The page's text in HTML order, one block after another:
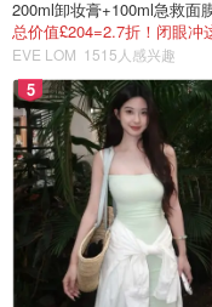
总价值£204=2.7折！闭眼冲
EVE LOM 1515人感兴趣
5